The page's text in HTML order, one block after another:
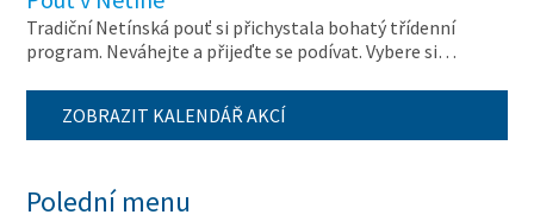
Tradiční Netínská pouť si přichystala bohatý třídenní
program. Neváhejte a přijeďte se podívat. Vybere si…
ZOBRAZIT KALENDÁŘ AKCÍ
Polední menu